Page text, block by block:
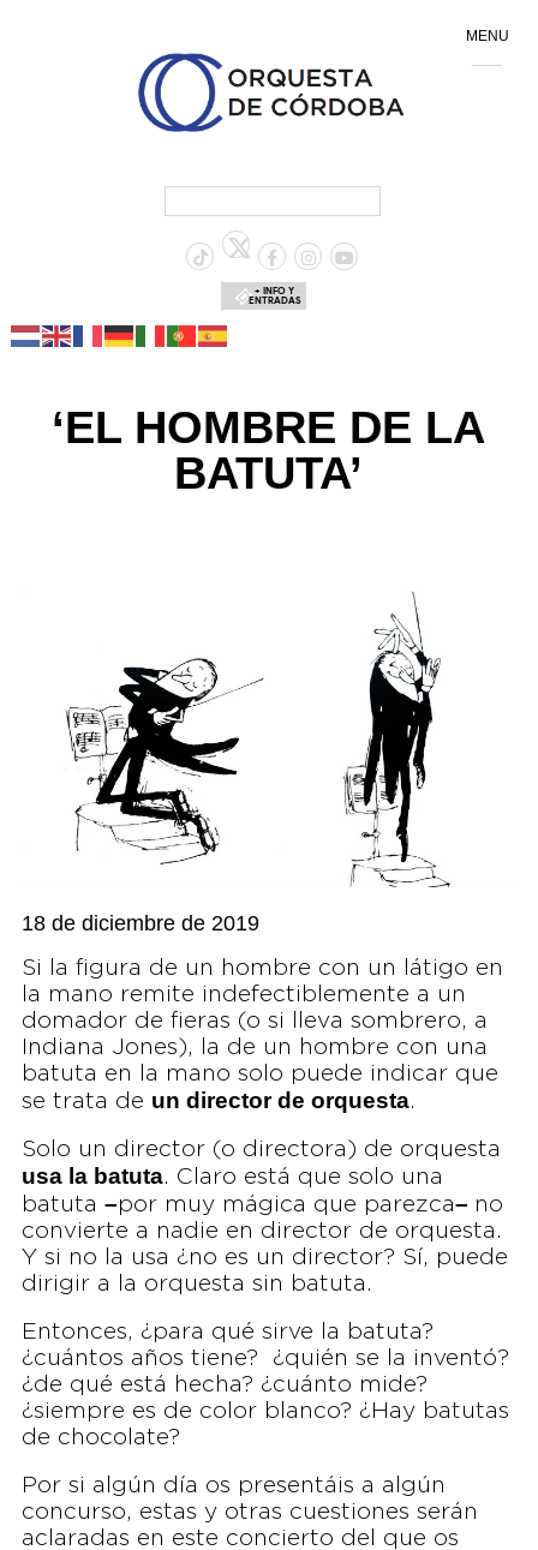
+ INFO Y
ENTRADAS
‘EL HOMBRE DE LA
BATUTA’
18 de diciembre de 2019
Si la figura de un hombre con un látigo en
la mano remite indefectiblemente a un
domador de fieras (o si lleva sombrero, a
Indiana Jones), la de un hombre con una
batuta en la mano solo puede indicar que
se trata de un director de orquesta.
Solo un director (o directora) de orquesta
usa la batuta. Claro está que solo una
batuta –por muy mágica que parezca– no
convierte a nadie en director de orquesta.
Y si no la usa ¿no es un director? Sí, puede
dirigir a la orquesta sin batuta.
Entonces, ¿para qué sirve la batuta?
¿cuántos años tiene? ¿quién se la inventó?
¿de qué está hecha? ¿cuánto mide?
¿siempre es de color blanco? ¿Hay batutas
de chocolate?
Por si algún día os presentáis a algún
concurso, estas y otras cuestiones serán
aclaradas en este concierto del que os
MENU